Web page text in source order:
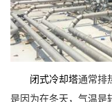
闭式冷却塔通常排
是因为在冬天，气温是